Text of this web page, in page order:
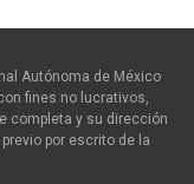
Autónoma de México
fines no lucrativos,
completa y su dirección
por escrito de la